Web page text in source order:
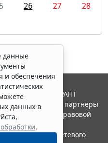
26 27
28
данные
и обеспечения
данных в
.
Система ГАРАНТ
"Гарант" и ее партнеры
ассоциации правовой
в качестве сетевого